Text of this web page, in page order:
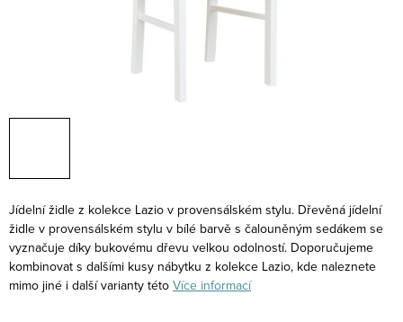
Jídelní židle z kolekce Lazio v provensálském stylu. Dřevěná jídelní
židle v provensálském stylu v bílé barvě s čalouněným sedákem se
vyznačuje díky bukovému dřevu velkou odolností. Doporučujeme
kombinovat s dalšími kusy nábytku z kolekce Lazio, kde naleznete
mimo jiné i další varianty této Více informací